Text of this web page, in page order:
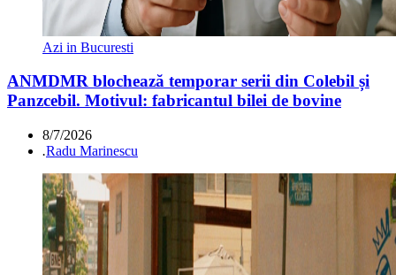
Azi in Bucuresti
ANMDMR blochează temporar serii din Colebil și
Panzcebil. Motivul: fabricantul bilei de bovine
8/7/2026
.Radu Marinescu